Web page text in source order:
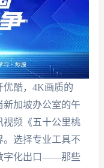
优酷，4K画质的
新加坡办公室的午
视频《五十公里桃
。选择专业工具不
字化出口——那些